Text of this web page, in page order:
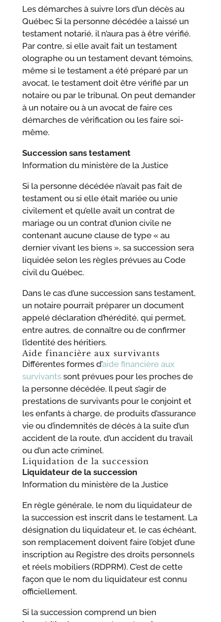
Les démarches à suivre lors d’un décès au
Québec Si la personne décédée a laissé un
testament notarié, il n’aura pas à être vérifié.
Par contre, si elle avait fait un testament
olographe ou un testament devant témoins,
même si le testament a été préparé par un
avocat, le testament doit être vérifié par un
notaire ou par le tribunal. On peut demander
à un notaire ou à un avocat de faire ces
démarches de vérification ou les faire soi-
même.
Succession sans testament
Information du ministère de la Justice
Si la personne décédée n’avait pas fait de
testament ou si elle était mariée ou unie
civilement et qu’elle avait un contrat de
mariage ou un contrat d’union civile ne
contenant aucune clause de type « au
dernier vivant les biens », sa succession sera
liquidée selon les règles prévues au Code
civil du Québec.
Dans le cas d’une succession sans testament,
un notaire pourrait préparer un document
appelé déclaration d’hérédité, qui permet,
entre autres, de connaître ou de confirmer
l’identité des héritiers.
Aide financière aux survivants
Différentes formes d’aide financière aux
survivantssont prévues pour les proches de
la personne décédée. Il peut s’agir de
prestations de survivants pour le conjoint et
les enfants à charge, de produits d’assurance
vie ou d’indemnités de décès à la suite d’un
accident de la route, d’un accident du travail
ou d’un acte criminel.
Liquidation de la succession
Liquidateur de la succession
Information du ministère de la Justice
En règle générale, le nom du liquidateur de
la succession est inscrit dans le testament. La
désignation du liquidateur et, le cas échéant,
son remplacement doivent faire l’objet d’une
inscription au Registre des droits personnels
et réels mobiliers (RDPRM). C’est de cette
façon que le nom du liquidateur est connu
officiellement.
Si la succession comprend un bien